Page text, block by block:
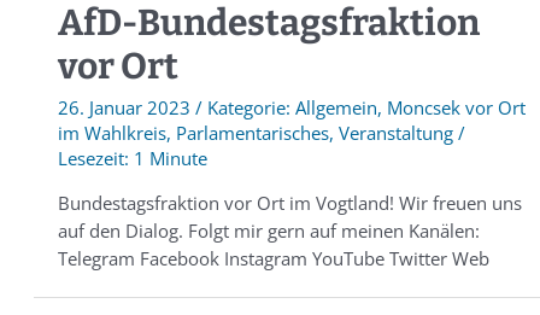
AfD-Bundestagsfraktion
vor Ort
26. Januar 2023 / Allgemein, Moncsek vor Ort
im Wahlkreis, Parlamentarisches, Veranstaltung/
1 Minute
Bundestagsfraktion vor Ort im Vogtland! Wir freuen uns
auf den Dialog. Folgt mir gern auf meinen Kanälen:
Telegram Facebook Instagram YouTube Twitter Web